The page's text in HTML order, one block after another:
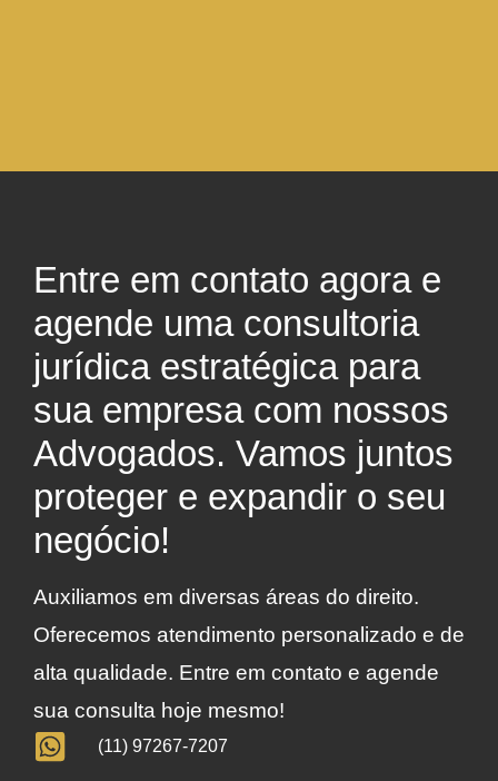
Entre em contato agora e
agende uma consultoria
jurídica estratégica para
sua empresa com nossos
Advogados. Vamos juntos
proteger e expandir o seu
negócio!
Auxiliamos em diversas áreas do direito.
Oferecemos atendimento personalizado e de
alta qualidade. Entre em contato e agende
sua consulta hoje mesmo!
(11) 97267-7207